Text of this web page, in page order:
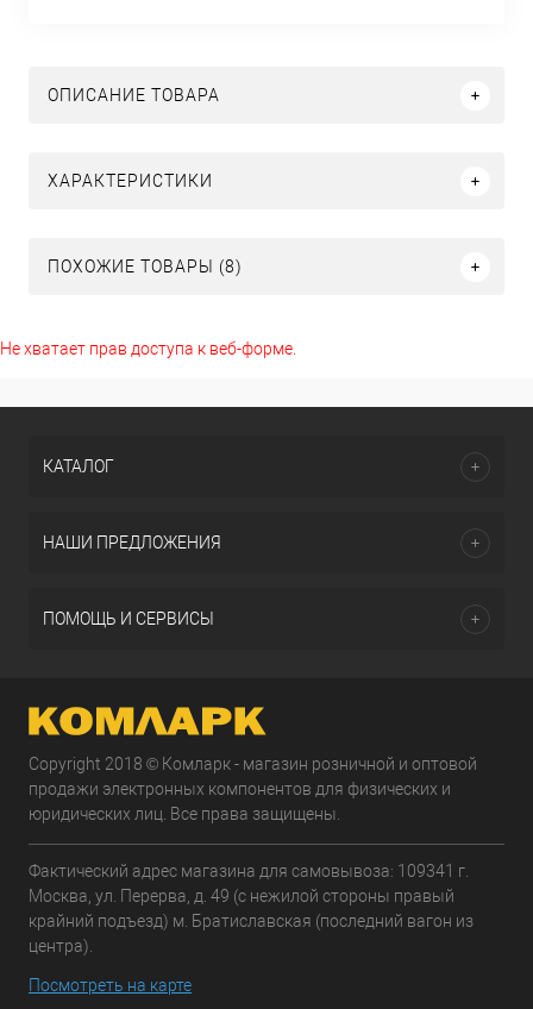
ОПИСАНИЕ ТОВАРА
ХАРАКТЕРИСТИКИ
ПОХОЖИЕ ТОВАРЫ (8)
Не хватает прав доступа к веб-форме.
КАТАЛОГ
НАШИ ПРЕДЛОЖЕНИЯ
ПОМОЩЬ И СЕРВИСЫ
Copyright 2018 © Комларк - магазин розничной и оптовой
продажи электронных компонентов для физических и
юридических лиц. Все права защищены.
Фактический адрес магазина для самовывоза: 109341 г.
Москва, ул. Перерва, д. 49 (с нежилой стороны правый
крайний подъезд) м. Братиславская (последний вагон из
центра).
Посмотреть на карте